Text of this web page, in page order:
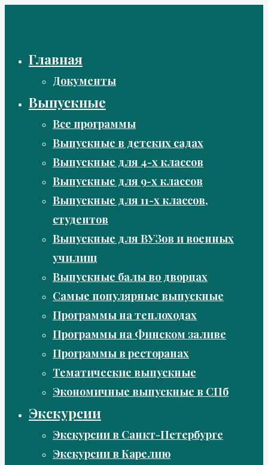
Главная
Документы
Выпускные
Все программы
Выпускные в детских садах
Выпускные для 4-х классов
Выпускные для 9-х классов
Выпускные для 11-х классов,
студентов
Выпускные для ВУЗов и военных
училищ
Выпускные балы во дворцах
Самые популярные выпускные
Программы на теплоходах
Программы на Финском заливе
Программы в ресторанах
Тематические выпускные
Экономичные выпускные в СПб
Экскурсии
Экскурсии в Санкт-Петербурге
Экскурсии в Карелию